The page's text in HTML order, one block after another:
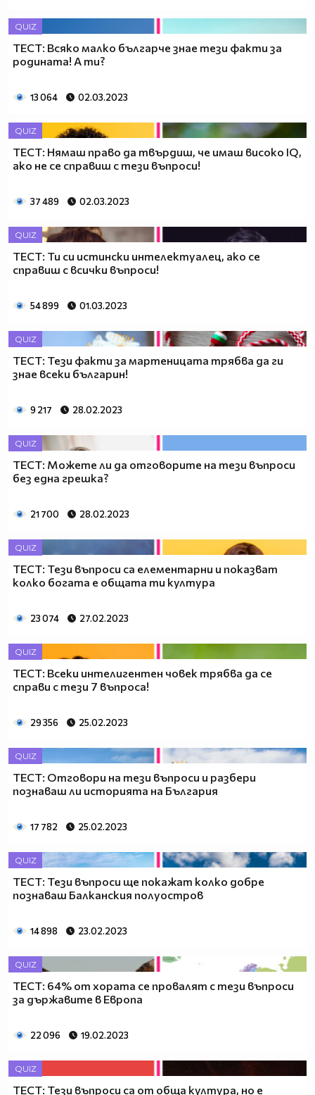
QUIZ
ТЕСТ: Всяко малко българче знае тези факти за
родината! А ти?
13 064 02.03.2023
QUIZ
ТЕСТ: Нямаш право да твърдиш, че имаш високо IQ,
ако не се справиш с тези въпроси!
37 489 02.03.2023
QUIZ
ТЕСТ: Ти си истински интелектуалец, ако се
справиш с всички въпроси!
54 899 01.03.2023
QUIZ
ТЕСТ: Тези факти за мартеницата трябва да ги
знае всеки българин!
9 217 28.02.2023
QUIZ
ТЕСТ: Можете ли да отговорите на тези въпроси
без една грешка?
21 700 28.02.2023
QUIZ
ТЕСТ: Тези въпроси са елементарни и показват
колко богата е общата ти култура
23 074 27.02.2023
QUIZ
ТЕСТ: Всеки интелигентен човек трябва да се
справи с тези 7 въпроса!
29 356 25.02.2023
QUIZ
ТЕСТ: Отговори на тези въпроси и разбери
познаваш ли историята на България
17 782 25.02.2023
QUIZ
ТЕСТ: Тези въпроси ще покажат колко добре
познаваш Балканския полуостров
14 898 23.02.2023
QUIZ
ТЕСТ: 64% от хората се провалят с тези въпроси
за държавите в Европа
22 096 19.02.2023
QUIZ
ТЕСТ: Тези въпроси са от обща култура, но е